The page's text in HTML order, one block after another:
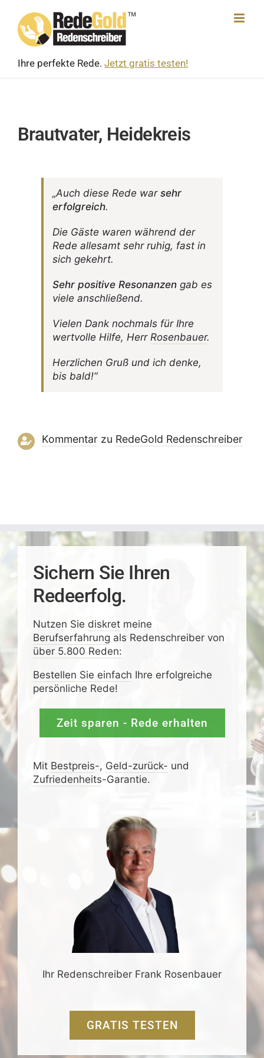
content
Ihre perfekte Rede. Jetzt gratis testen!
Brautvater, Heidekreis
„Auch diese Rede war sehr
erfolg­reich.
Die Gäste waren während der
Rede alle­samt sehr ruhig, fast in
sich gekehrt.
Sehr posi­tive Reso­nanzengab es
viele anschließend.
Vielen Dank noch­mals für Ihre
wert­volle Hilfe, Herr Rosen­bauer.
Herz­li­chen Gruß und ich denke,
bis bald!“
Kommentarzu RedeGold Reden­schreiber
Sichern Sie Ihren
Redeerfolg.
Nutzen Sie diskretmeine
Berufserfahrung als Redenschreiber von
über 5.800 Reden:
Bestellen Sie einfach Ihre erfolgreiche
persönliche Rede!
Zeit sparen - Rede erhalten
Mit Bestpreis-, Geld-zurück- und
Zufrieden­­heits-Garantie.
Ihr Redenschreiber Frank Rosenbauer
GRATIS TESTEN